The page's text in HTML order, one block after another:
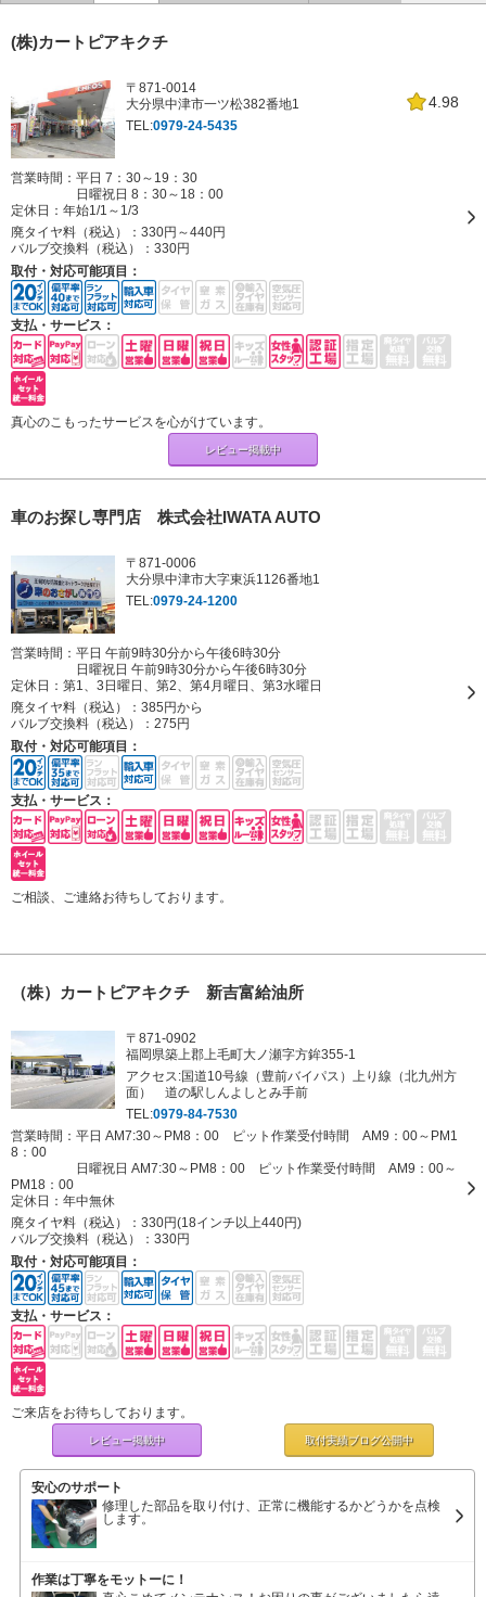
(株)カートピアキクチ
4.98
〒871-0014
大分県中津市一ツ松382番地1
TEL:0979-24-5435
営業時間：平日 7：30～19：30
日曜祝日 8：30～18：00
定休日： 年始1/1～1/3
廃タイヤ料（税込）： 330円～440円
バルブ交換料（税込）： 330円
取付・対応可能項目：
支払・サービス：
真心のこもったサービスを心がけています。
レビュー掲載中
車のお探し専門店 株式会社IWATA AUTO
〒871-0006
大分県中津市大字東浜1126番地1
TEL:0979-24-1200
営業時間：平日 午前9時30分から午後6時30分
日曜祝日 午前9時30分から午後6時30分
定休日： 第1、3日曜日、第2、第4月曜日、第3水曜日
廃タイヤ料（税込）： 385円から
バルブ交換料（税込）： 275円
取付・対応可能項目：
支払・サービス：
ご相談、ご連絡お待ちしております。
（株）カートピアキクチ 新吉富給油所
〒871-0902
福岡県築上郡上毛町大ノ瀬字方鉾355-1
アクセス:国道10号線（豊前バイパス）上り線（北九州方
面） 道の駅しんよしとみ手前
TEL:0979-84-7530
営業時間：平日 AM7:30～PM8：00 ピット作業受付時間 AM9：00～PM1
8：00
日曜祝日 AM7:30～PM8：00 ピット作業受付時間 AM9：00～
PM18：00
定休日： 年中無休
廃タイヤ料（税込）： 330円(18インチ以上440円)
バルブ交換料（税込）： 330円
取付・対応可能項目：
支払・サービス：
ご来店をお待ちしております。
レビュー掲載中 取付実績ブログ公開中
安心のサポート
修理した部品を取り付け、正常に機能するかどうかを点検
します。
作業は丁寧をモットーに！